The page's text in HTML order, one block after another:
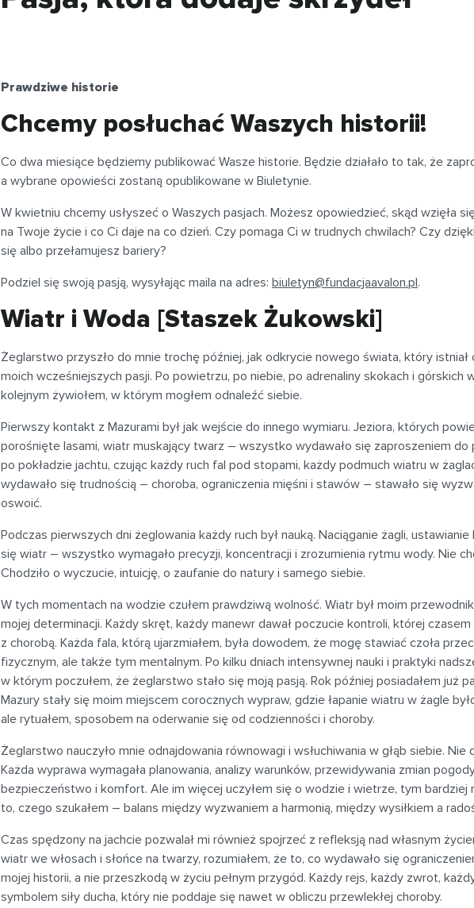
Prawdziwe historie
Chcemy posłuchać Waszych historii!
Co dwa miesiące będziemy publikować Wasze historie. Będzie działało to tak, że
a wybrane opowieści zostaną opublikowane w Biuletynie.
W kwietniu chcemy usłyszeć o Waszych pasjach. Możesz opowiedzieć, skąd wzięła
na Twoje życie i co Ci daje na co dzień. Czy pomaga Ci w trudnych chwilach? Czy
się albo przełamujesz bariery?
Podziel się swoją pasją, wysyłając maila na adres: biuletyn@fundacjaavalon.pl.
Wiatr i Woda [Staszek Żukowski]
Żeglarstwo przyszło do mnie trochę później, jak odkrycie nowego świata, który
moich wcześniejszych pasji. Po powietrzu, po niebie, po adrenaliny skokach i górskich
kolejnym żywiołem, w którym mogłem odnaleźć siebie.
Pierwszy kontakt z Mazurami był jak wejście do innego wymiaru. Jeziora, których
porośnięte lasami, wiatr muskający twarz – wszystko wydawało się zaproszeniem do
po pokładzie jachtu, czując każdy ruch fal pod stopami, każdy podmuch wiatru w
wydawało się trudnością – choroba, ograniczenia mięśni i stawów – stawało się
oswoić.
Podczas pierwszych dni żeglowania każdy ruch był nauką. Naciąganie żagli,
się wiatr – wszystko wymagało precyzji, koncentracji i zrozumienia rytmu wody. Nie
Chodziło o wyczucie, intuicję, o zaufanie do natury i samego siebie.
W tych momentach na wodzie czułem prawdziwą wolność. Wiatr był moim
mojej determinacji. Każdy skręt, każdy manewr dawał poczucie kontroli, której
z chorobą. Każda fala, którą ujarzmiałem, była dowodem, że mogę stawiać czoła
fizycznym, ale także tym mentalnym. Po kilku dniach intensywnej nauki i praktyki
w którym poczułem, że żeglarstwo stało się moją pasją. Rok później posiadałem już
Mazury stały się moim miejscem corocznych wypraw, gdzie łapanie wiatru w żagle
ale rytuałem, sposobem na oderwanie się od codzienności i choroby.
Żeglarstwo nauczyło mnie odnajdowania równowagi i wsłuchiwania w głąb siebie. Nie
Każda wyprawa wymagała planowania, analizy warunków, przewidywania zmian
bezpieczeństwo i komfort. Ale im więcej uczyłem się o wodzie i wietrze, tym bardziej
to, czego szukałem – balans między wyzwaniem a harmonią, między wysiłkiem a
Czas spędzony na jachcie pozwalał mi również spojrzeć z refleksją nad własnym
wiatr we włosach i słońce na twarzy, rozumiałem, że to, co wydawało się
mojej historii, a nie przeszkodą w życiu pełnym przygód. Każdy rejs, każdy zwrot,
symbolem siły ducha, który nie poddaje się nawet w obliczu przewlekłej choroby.